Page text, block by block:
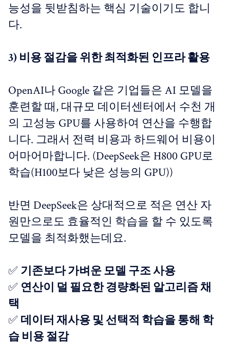
능성을 뒷받침하는 핵심 기술이기도 합니
다.
3) 비용 절감을 위한 최적화된 인프라 활용
OpenAI나 Google 같은 기업들은 AI 모델을
훈련할 때, 대규모 데이터센터에서 수천 개
의 고성능 GPU를 사용하여 연산을 수행합
니다. 그래서 전력 비용과 하드웨어 비용이
어마어마합니다. (DeepSeek은 H800 GPU로
학습(H100보다 낮은 성능의 GPU))
반면 DeepSeek은 상대적으로 적은 연산 자
원만으로도 효율적인 학습을 할 수 있도록
모델을 최적화했는데요.
✅ 기존보다 가벼운 모델 구조 사용
✅ 연산이 덜 필요한 경량화된 알고리즘 채
택
✅ 데이터 재사용 및 선택적 학습을 통해 학
습 비용 절감